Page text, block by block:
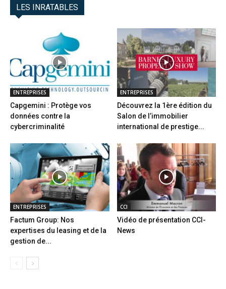
LES INRATABLES
ENTREPRISES
Capgemini : Protège vos
données contre la
cybercriminalité
ENTREPRISES
Découvrez la 1ère édition du
Salon de l’immobilier
international de prestige...
ENTREPRISES
Factum Group: Nos
expertises du leasing et de la
gestion de...
CCI
Vidéo de présentation CCI-
News